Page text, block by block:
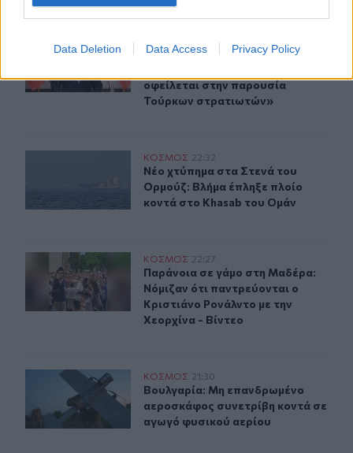
Data Deletion Data Access Privacy Policy
Νέα πρόκληση Φιντάν: «Η σταθερότητα στην Κύπρο
Νέα πρόκληση Φιντάν: «Η
Νέα πρόκληση Φιντάν: «Η
οφείλεται στην παρουσία
Τούρκων στρατιωτών»
Νέο χτύπημα στα Στενά του Ορμούζ: Βλήμα έπληξε
ΚΟΣΜΟΣ 22:32
Νέο χτύπημα στα Στενά του
Νέο χτύπημα στα Στενά του
Ορμούζ: Βλήμα έπληξε πλοίο
κοντά στο Khasab του Ομάν
Παράνοια σε γάμο στη Μαδέρα: Νόμιζαν ότι
ΚΟΣΜΟΣ 22:27
Παράνοια σε γάμο στη Μαδέρα:
Παράνοια σε γάμο στη Μαδέρα:
Νόμιζαν ότι παντρεύονται ο
Κριστιάνο Ρονάλντο με την
Χεορχίνα - Βίντεο
Βουλγαρία: Μη επανδρωμένο αεροσκάφος συνετρίβη
ΚΟΣΜΟΣ 21:30
Βουλγαρία: Μη επανδρωμένο
Βουλγαρία: Μη επανδρωμένο
αεροσκάφος συνετρίβη κοντά σε
αγωγό φυσικού αερίου